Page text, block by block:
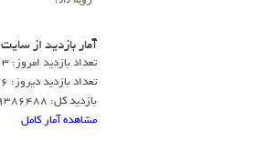
آمار بازديد از سايت
تعداد بازدید امروز: 4423
تعداد بازدید دیروز: 5996
بازدید کل: 79386488
مشاهده آمار کامل